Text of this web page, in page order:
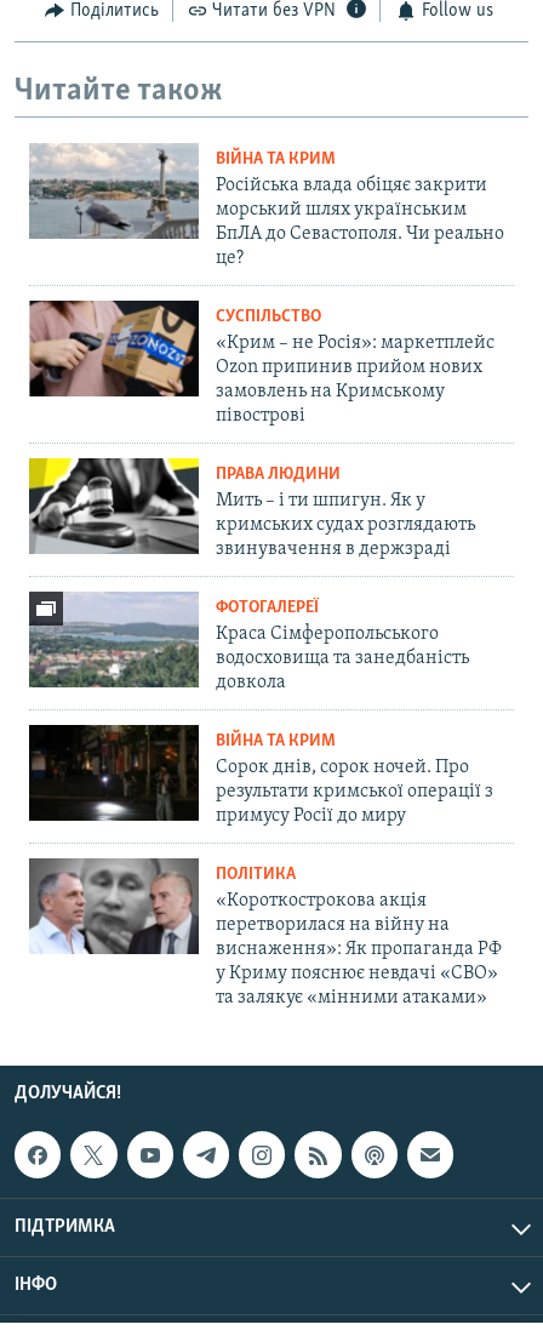
Поділитись Читати без VPN Follow us
Читайте також
ВІЙНА ТА КРИМ
Російська влада обіцяє закрити
морський шлях українським
БпЛА до Севастополя. Чи реально
це?
СУСПІЛЬСТВО
«Крим – не Росія»: маркетплейс
Ozon припинив прийом нових
замовлень на Кримському
півострові
ПРАВА ЛЮДИНИ
Мить – і ти шпигун. Як у
кримських судах розглядають
звинувачення в держзраді
ФОТОГАЛЕРЕЇ
Краса Сімферопольського
водосховища та занедбаність
довкола
ВІЙНА ТА КРИМ
Сорок днів, сорок ночей. Про
результати кримської операції з
примусу Росії до миру
ПОЛІТИКА
«Короткострокова акція
перетворилася на війну на
виснаження»: Як пропаганда РФ
у Криму пояснює невдачі «СВО»
та залякує «мінними атаками»
ДОЛУЧАЙСЯ!
ПІДТРИМКА
ІНФО